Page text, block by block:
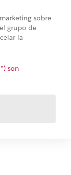
sobre
grupo de
la
son